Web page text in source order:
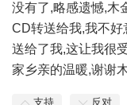
没有了,略感遗憾,木
CD转送给我,我不好
送给了我,这让我很
家乡亲的温暖,谢谢
支持 反对